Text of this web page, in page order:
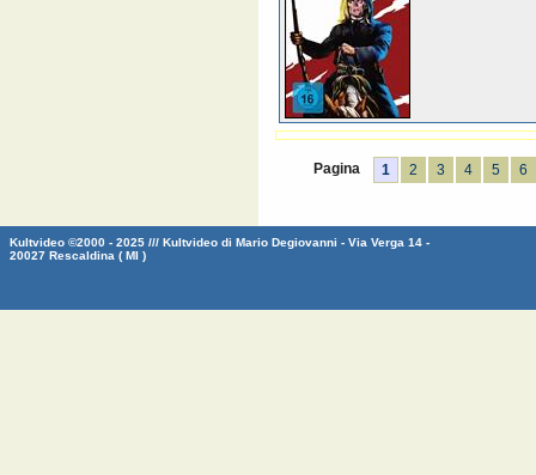
Pagina 1 2 3 4 5 6
Kultvideo ©2000 - 2025 /// Kultvideo di Mario Degiovanni - Via Verga 14 -
20027 Rescaldina ( MI )